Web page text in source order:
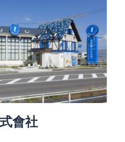
會社